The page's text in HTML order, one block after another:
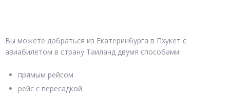
Вы можете добраться из Екатеринбурга в Пхукет с
авиабилетом в страну Таиланд двумя способами:
прямым рейсом
рейс с пересадкой